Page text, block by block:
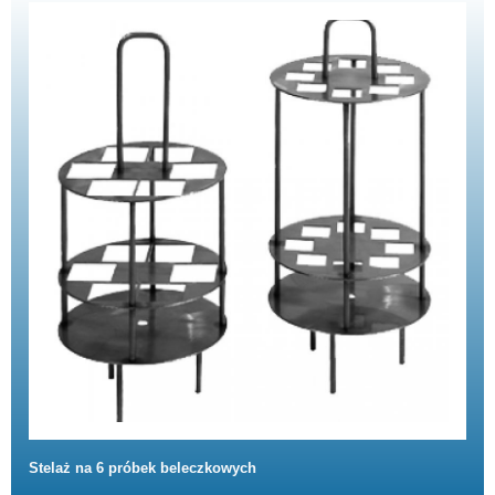
Stelaż na 6 próbek beleczkowych